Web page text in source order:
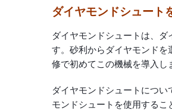
ダイヤモンドシュート
ダイヤモンドシュートは、
す。砂利からダイヤモンドを
修で初めてこの機械を導入し
ダイヤモンドシュートにつ
モンドシュートを使用する